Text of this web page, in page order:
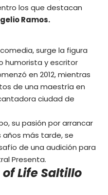
los que destacan
Ramos.
surge la figura
humorista y escritor
en 2012, mientras
de una maestría en
ciudad de
su pasión por arrancar
años más tarde, se
de una audición para
Presenta.
of Life Saltillo